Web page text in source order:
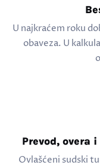
U najkraćem roku
obaveza. U
Prevod, overa
Ovlašćeni sudski